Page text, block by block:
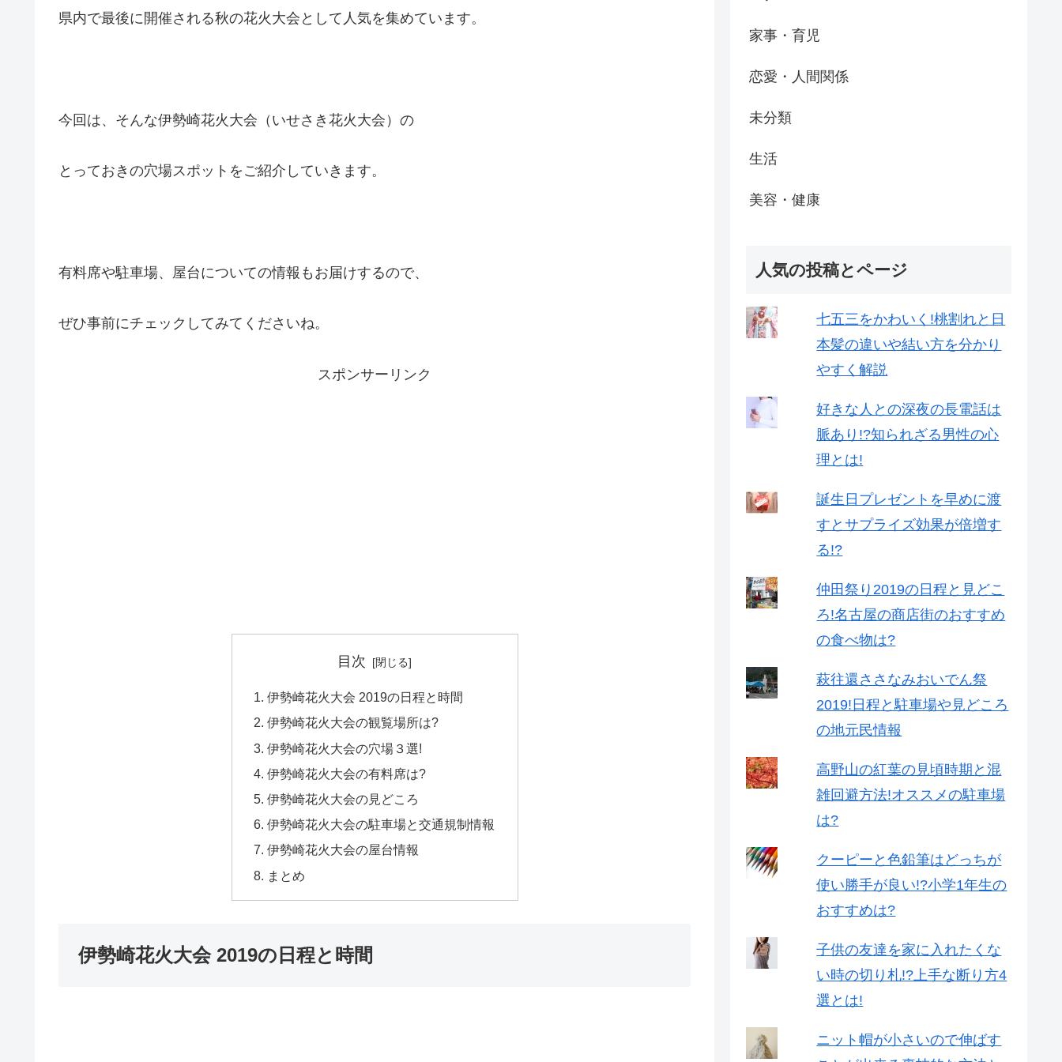
県内で最後に開催される秋の花火大会として人気を集めています。
今回は、そんな伊勢崎花火大会（いせさき花火大会）の
とっておきの穴場スポットをご紹介していきます。
有料席や駐車場、屋台についての情報もお届けするので、
ぜひ事前にチェックしてみてくださいね。
スポンサーリンク
目次
伊勢崎花火大会 2019の日程と時間
伊勢崎花火大会の観覧場所は?
伊勢崎花火大会の穴場３選!
伊勢崎花火大会の有料席は?
伊勢崎花火大会の見どころ
伊勢崎花火大会の駐車場と交通規制情報
伊勢崎花火大会の屋台情報
まとめ
伊勢崎花火大会 2019の日程と時間
家事・育児
恋愛・人間関係
未分類
生活
美容・健康
人気の投稿とページ
七五三をかわいく!桃割れと日
本髪の違いや結い方を分かり
やすく解説
好きな人との深夜の長電話は
脈あり!?知られざる男性の心
理とは!
誕生日プレゼントを早めに渡
すとサプライズ効果が倍増す
る!?
仲田祭り2019の日程と見どこ
ろ!名古屋の商店街のおすすめ
の食べ物は?
萩往還ささなみおいでん祭
2019!日程と駐車場や見どころ
の地元民情報
高野山の紅葉の見頃時期と混
雑回避方法!オススメの駐車場
は?
クーピーと色鉛筆はどっちが
使い勝手が良い!?小学1年生の
おすすめは?
子供の友達を家に入れたくな
い時の切り札!?上手な断り方4
選とは!
ニット帽が小さいので伸ばす